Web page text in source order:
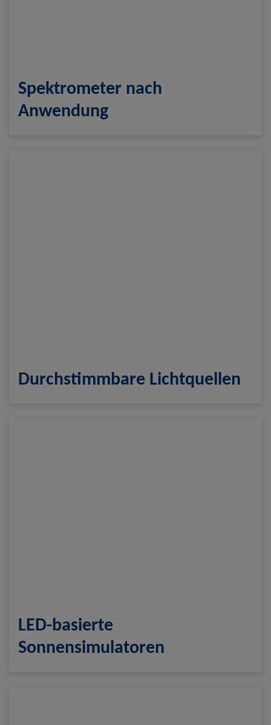
Spektrometer nach
Anwendung
Durchstimmbare Lichtquellen
LED-basierte
Sonnensimulatoren